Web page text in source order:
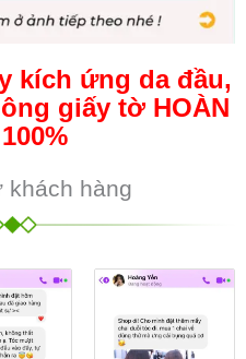
kích ứng da đầu,
giấy tờ HOÀN
khách hàng